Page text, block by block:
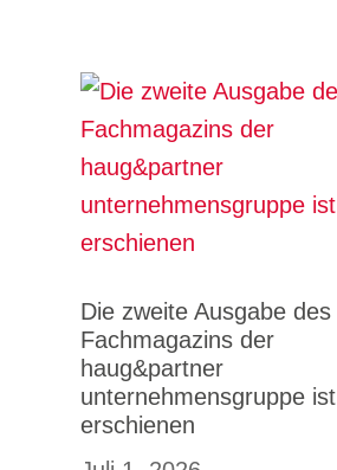
Die zweite Ausgabe des
Fachmagazins der
haug&partner
unternehmensgruppe ist
erschienen